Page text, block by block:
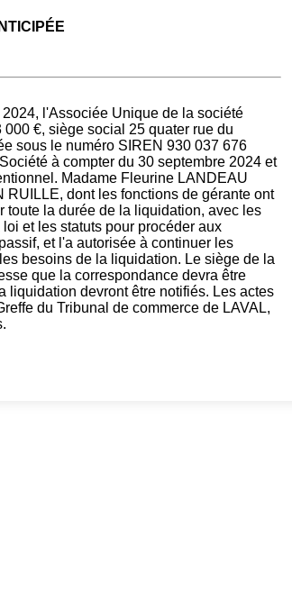
l'Associée Unique de la société
€, siège social 25 quater rue du
sous le numéro SIREN 930 037 676
à compter du 30 septembre 2024 et
Madame Fleurine LANDEAU
dont les fonctions de gérante ont
toute la durée de la liquidation, avec les
et les statuts pour procéder aux
et l'a autorisée à continuer les
besoins de la liquidation. Le siège de la
que la correspondance devra être
liquidation devront être notifiés. Les actes
du Tribunal de commerce de LAVAL,